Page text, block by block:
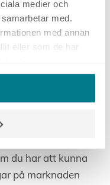
medier och
med.
med annan
eller som de har
prediktiva
att sätta saker i
på
med
du har att kunna
på marknaden